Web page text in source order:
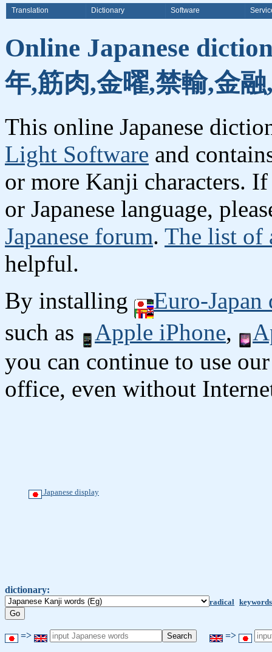
Translation Dictionary Software
Online Japanese
年,筋肉,金曜,禁輸,金
This online Japanese
Light Software and
or more Kanji characters.
or Japanese language,
Japanese forum. The list of
helpful.
By installing
Euro-
such as
Apple iPhone,
you can continue to use
office, even without
Japanese display
dictionary:
radical keywords
=> =>